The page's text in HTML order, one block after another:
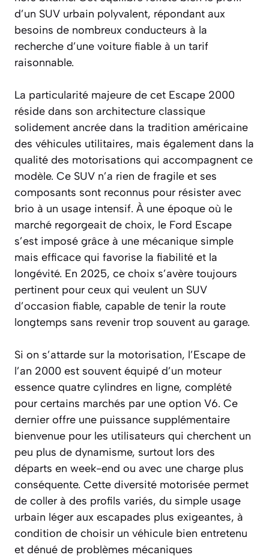
d’un SUV urbain polyvalent, répondant aux
besoins de nombreux conducteurs à la
recherche d’une voiture fiable à un tarif
raisonnable.
La particularité majeure de cet Escape 2000
réside dans son architecture classique
solidement ancrée dans la tradition américaine
des véhicules utilitaires, mais également dans la
qualité des motorisations qui accompagnent ce
modèle. Ce SUV n’a rien de fragile et ses
composants sont reconnus pour résister avec
brio à un usage intensif. À une époque où le
marché regorgeait de choix, le Ford Escape
s’est imposé grâce à une mécanique simple
mais efficace qui favorise la fiabilité et la
longévité. En 2025, ce choix s’avère toujours
pertinent pour ceux qui veulent un SUV
d’occasion fiable, capable de tenir la route
longtemps sans revenir trop souvent au garage.
Si on s’attarde sur la motorisation, l’Escape de
l’an 2000 est souvent équipé d’un moteur
essence quatre cylindres en ligne, complété
pour certains marchés par une option V6. Ce
dernier offre une puissance supplémentaire
bienvenue pour les utilisateurs qui cherchent un
peu plus de dynamisme, surtout lors des
départs en week-end ou avec une charge plus
conséquente. Cette diversité motorisée permet
de coller à des profils variés, du simple usage
urbain léger aux escapades plus exigeantes, à
condition de choisir un véhicule bien entretenu
et dénué de problèmes mécaniques